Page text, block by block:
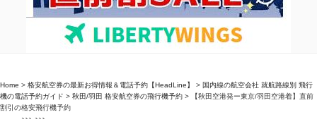
Home > 格安航空券の最新お得情報＆電話予約【HeadLine】 > 国内線の航空会社 就航路線別 飛行
機の電話予約ガイド > 秋田/羽田 格安航空券の飛行機予約 >
【秋田空港発ー東京/羽田空港着】直前
割引の格安飛行機予約
``` ```